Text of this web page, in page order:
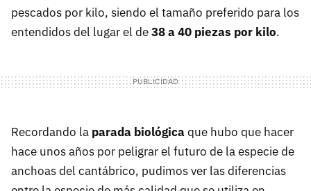
pescados por kilo, siendo el tamaño preferido para los
entendidos del lugar el de38 a 40 piezas por kilo.
Recordando la parada biológicaque hubo que hacer
hace unos años por peligrar el futuro de la especie de
anchoas del cantábrico, pudimos ver las diferencias